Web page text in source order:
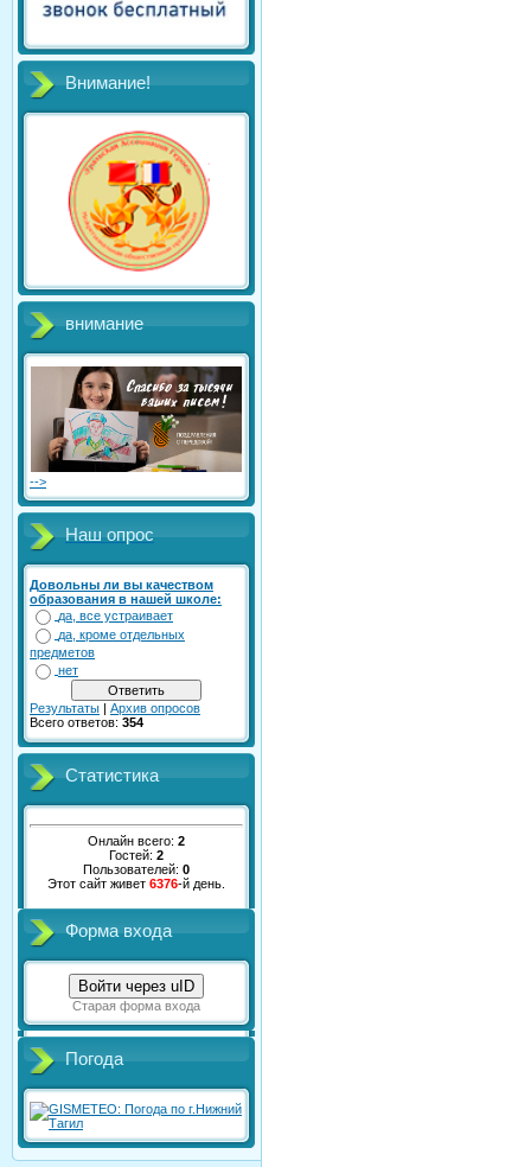
Внимание!
внимание
-->
Наш опрос
Довольны ли вы качеством
образования в нашей школе:
да, все устраивает
да, кроме отдельных
предметов
нет
Результаты | Архив опросов
Всего ответов: 354
Статистика
Онлайн всего: 2
Гостей: 2
Пользователей: 0
Этот сайт живет 6376-й день.
Форма входа
Войти через uID
Старая форма входа
Погода